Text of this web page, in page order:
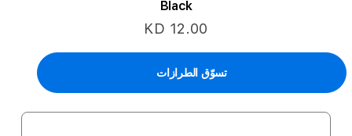
Black
KD 12.00
تسوّق الطرازات